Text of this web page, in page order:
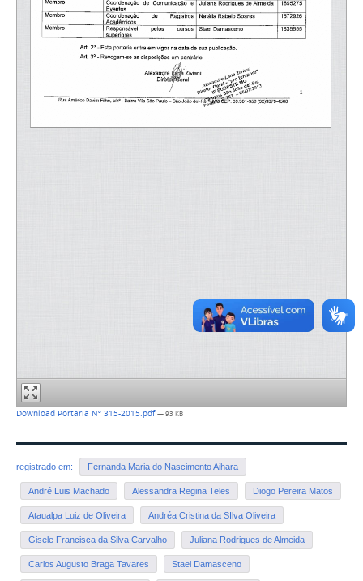
Download Portaria Nº 315-2015.pdf— 93 KB
registrado em: Fernanda Maria do Nascimento Aihara
André Luis Machado Alessandra Regina Teles Diogo Pereira Matos
Ataualpa Luiz de Oliveira Andréa Cristina da SIlva Oliveira
Gisele Francisca da Silva Carvalho Juliana Rodrigues de Almeida
Carlos Augusto Braga Tavares Stael Damasceno